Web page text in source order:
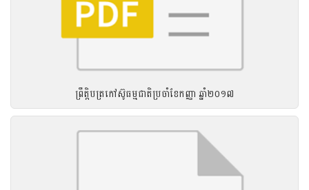
ព្រឹត្តិបត្រកៅស៊ូធម្មជាតិប្រចាំខែកញ្ញា ឆ្នាំ២០១៧